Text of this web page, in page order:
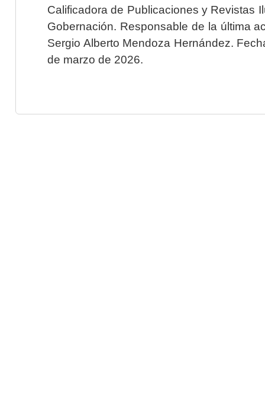
Calificadora de Publicaciones y Revistas
Gobernación. Responsable de la última
Sergio Alberto Mendoza Hernández.
de marzo de 2026.